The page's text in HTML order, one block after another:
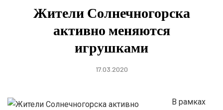
Жители Солнечногорска
активно меняются
игрушками
17.03.2020
В рамках